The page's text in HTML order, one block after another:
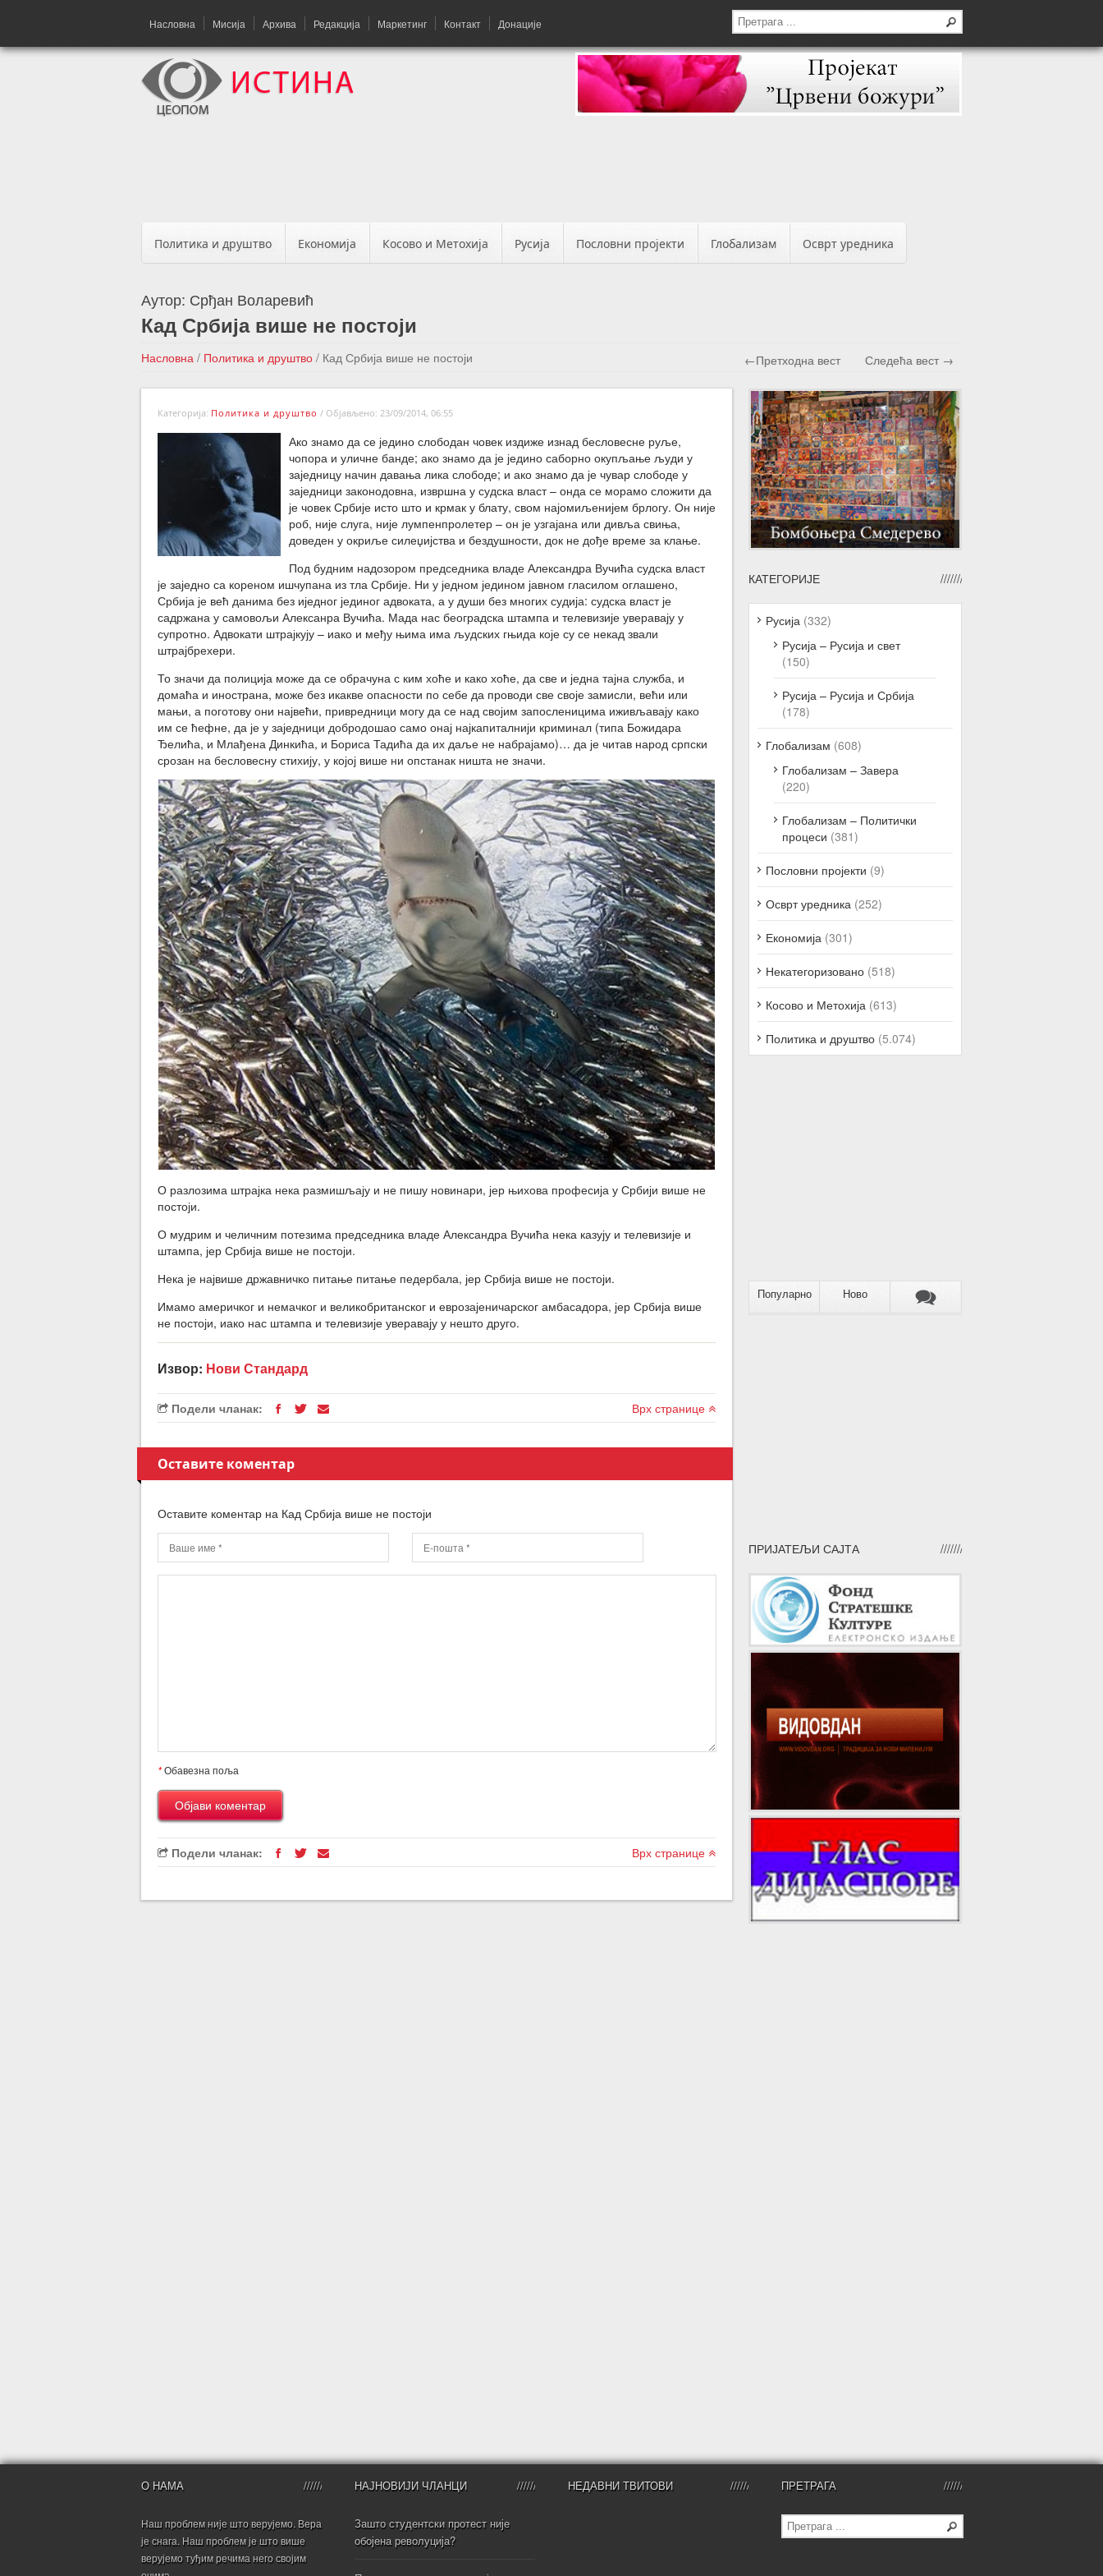
Насловна Мисија Архива Редакција Маркетинг Контакт Донације
Политика и друштво Економија Косово и Метохија Русија Пословни пројекти Глобализам Осврт уредника
Аутор: Срђан Воларевић
Кад Србија више не постоји
Насловна / Политика и друштво / Кад Србија више не постоји ←Претходна вест Следећа вест →
Категорија: Политика и друштво / Објављено: 23/09/2014, 06:55
Ако знамо да се једино слободан човек издиже изнад бесловесне руље,
чопора и уличне банде; ако знамо да је једино саборно окупљање људи у
заједницу начин давања лика слободе; и ако знамо да је чувар слободе у
заједници законодовна, извршна у судска власт – онда се морамо сложити да
је човек Србије исто што и крмак у блату, свом најомиљенијем брлогу. Он није
роб, није слуга, није лумпенпролетер – он је узгајана или дивља свиња,
доведен у окриље силеџијства и бездушности, док не дође време за клање.
Под будним надозором председника владе Александра Вучића судска власт
је заједно са кореном ишчупана из тла Србије. Ни у једном једином јавном гласилом оглашено,
Србија је већ данима без иједног јединог адвоката, а у души без многих судија: судска власт је
садржана у самовољи Алексанра Вучића. Мада нас београдска штампа и телевизије уверавају у
супротно. Адвокати штрајкују – иако и међу њима има људских гњида које су се некад звали
штрајбрехери.
То значи да полиција може да се обрачуна с ким хоће и како хоће, да све и једна тајна служба, и
домаћа и инострана, може без икакве опасности по себе да проводи све своје замисли, већи или
мањи, а поготову они највећи, привредници могу да се над својим запосленицима иживљавају како
им се ћефне, да је у заједници добродошао само онај најкапиталнији криминал (типа Божидара
Ђелића, и Млађена Динкића, и Бориса Тадића да их даље не набрајамо)… да је читав народ српски
срозан на бесловесну стихију, у којој више ни опстанак ништа не значи.
О разлозима штрајка нека размишљају и не пишу новинари, јер њихова професија у Србији више не
постоји.
О мудрим и челичним потезима председника владе Александра Вучића нека казују и телевизије и
штампа, јер Србија више не постоји.
Нека је највише државничко питање питање педербала, јер Србија више не постоји.
Имамо америчког и немачког и великобританског и еврозајеничарског амбасадора, јер Србија више
не постоји, иако нас штампа и телевизије уверавају у нешто друго.
Извор: Нови Стандард
Подели чланак: Врх странице
Оставите коментар
Оставите коментар на Кад Србија више не постоји
*Обавезна поља
Подели чланак: Врх странице
КАТЕГОРИЈЕ
Русија (332)
Русија – Русија и свет
(150)
Русија – Русија и Србија
(178)
Глобализам (608)
Глобализам – Завера
(220)
Глобализам – Политички
процеси (381)
Пословни пројекти (9)
Осврт уредника (252)
Економија (301)
Некатегоризовано (518)
Косово и Метохија (613)
Политика и друштво (5.074)
Популарно Ново
ПРИЈАТЕЉИ САЈТА
О НАМА
Наш проблем није што верујемо. Вера
је снага. Наш проблем је што више
верујемо туђим речима него својим
НАЈНОВИЈИ ЧЛАНЦИ
Зашто студентски протест није
обојена револуција?
НЕДАВНИ ТВИТОВИ ПРЕТРАГА